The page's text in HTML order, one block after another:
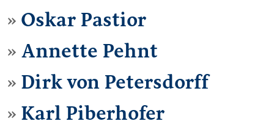
Oskar Pastior
Annette Pehnt
Dirk von Petersdorff
Karl Piberhofer